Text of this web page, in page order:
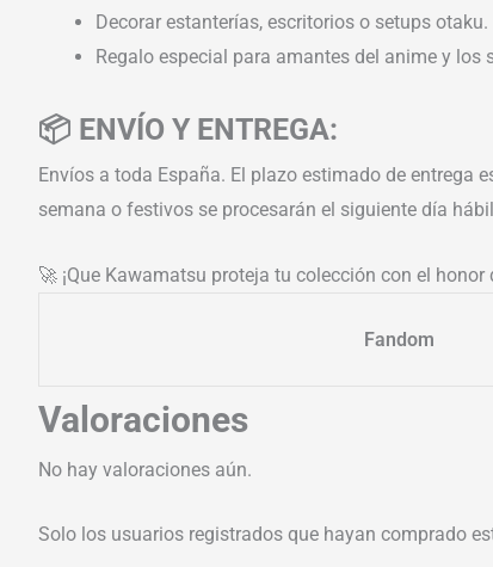
Decorar estanterías, escritorios o setups otaku.
Regalo especial para amantes del anime y los
📦 ENVÍO Y ENTREGA:
Envíos a toda España. El plazo estimado de entrega
semana o festivos se procesarán el siguiente día
🚀 ¡Que Kawamatsu proteja tu colección con el
Fandom
Valoraciones
No hay valoraciones aún.
Solo los usuarios registrados que hayan comprado